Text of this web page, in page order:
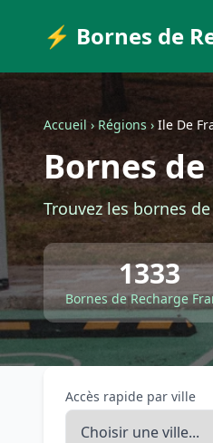
⚡ Bornes de
Accueil › Régions › Ile De
Bornes
Trouvez les bornes
1333
Bornes de Recharge
Accès rapide par ville